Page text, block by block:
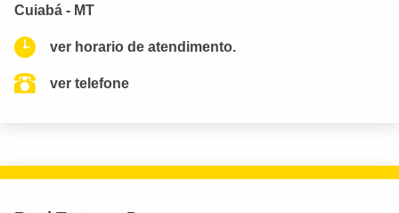
Cuiabá - MT
ver horario de atendimento.
ver telefone